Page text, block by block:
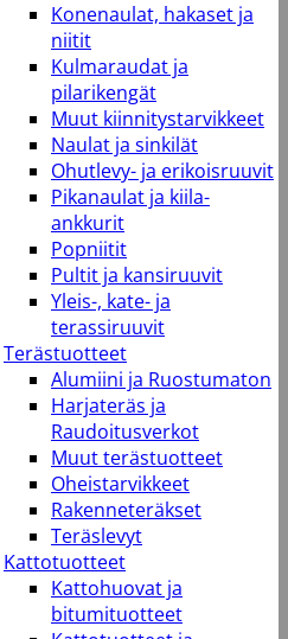
Konenaulat, hakaset ja
niitit
Kulmaraudat ja
pilarikengät
Muut kiinnitystarvikkeet
Naulat ja sinkilät
Ohutlevy- ja erikoisruuvit
Pikanaulat ja kiila-
ankkurit
Popniitit
Pultit ja kansiruuvit
Yleis-, kate- ja
terassiruuvit
Terästuotteet
Alumiini ja Ruostumaton
Harjateräs ja
Raudoitusverkot
Muut terästuotteet
Oheistarvikkeet
Rakenneteräkset
Teräslevyt
Kattotuotteet
Kattohuovat ja
bitumituotteet